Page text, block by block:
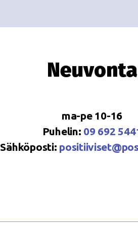
Neuvonta
ma-pe 10-16
Puhelin: 09 692
Sähköposti: